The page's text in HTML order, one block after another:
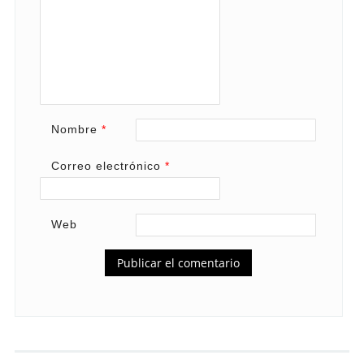
Nombre *
Correo electrónico *
Web